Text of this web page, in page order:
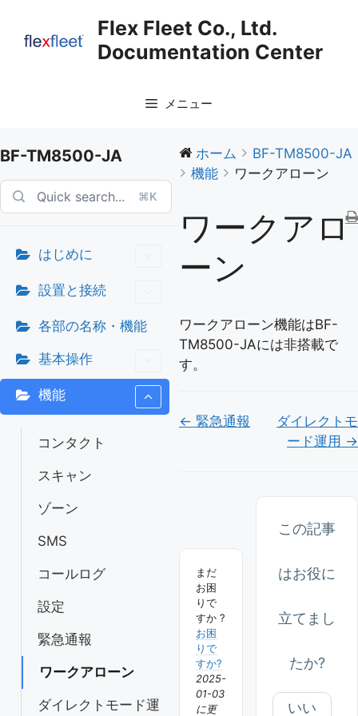
キ
プ
Flex Fleet Co., Ltd.
Documentation Center
メニュー
BF-TM8500-JA
⌘K
はじめに
設置と接続
各部の名称・機能
基本操作
機能
コンタクト
スキャン
ゾーン
SMS
コールログ
設定
緊急通報
ワークアローン
ダイレクトモード運
ホーム
BF-TM8500-JA
機能
ワークアローン
ワークアロ
ーン
ワークアローン機能はBF-
TM8500-JAには非搭載で
す。
Doc
ョ
ン
← 緊急通報
ダイレクトモ
ード運用 →
まだ
お困
りで
すか ?
お困
りで
すか?
2025-
01-03
に更
この記事
はお役に
立てまし
たか?
いい